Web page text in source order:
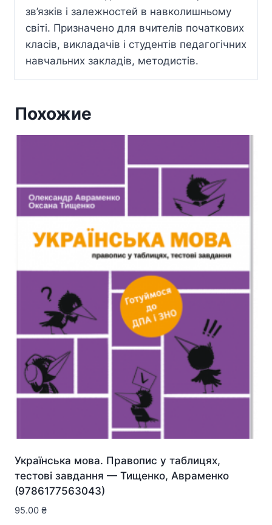
зв’язків і залежностей в навколишньому
світі. Призначено для вчителів початкових
класів, викладачів і студентів педагогічних
навчальних закладів, методистів.
Похожие
Українська мова. Правопис у таблицях,
тестові завдання — Тищенко, Авраменко
(9786177563043)
95.00 ₴